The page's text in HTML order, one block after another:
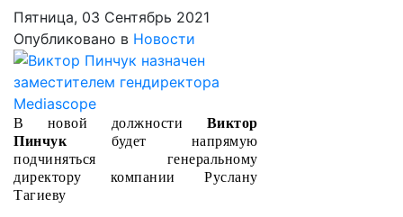
Пятница, 03 Сентябрь 2021
Опубликовано в Новости
В новой должности Виктор
Пинчук будет напрямую
подчиняться генеральному
директору компании Руслану
Тагиеву